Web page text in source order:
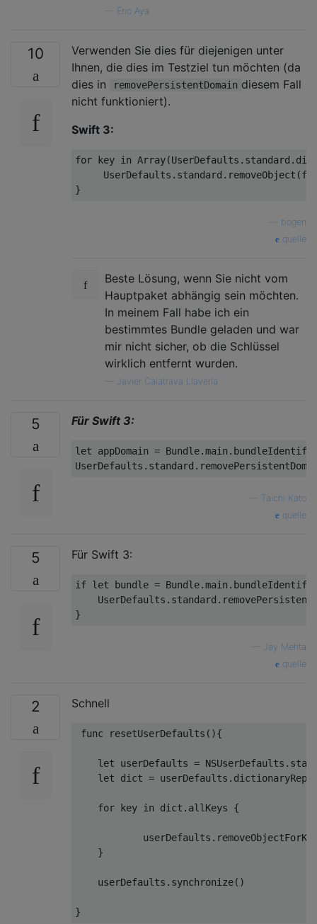
Eric Aya
10
Verwenden Sie dies für diejenigen unter
Ihnen, die dies im Testziel tun möchten (da
dies in
removePersistentDomain diesem Fall
nicht funktioniert).
Swift 3:
for key in Array(
bogen
quelle
Beste Lösung, wenn Sie nicht vom
Hauptpaket abhängig sein möchten.
In meinem Fall habe ich ein
bestimmtes Bundle geladen und war
mir nicht sicher, ob die Schlüssel
wirklich entfernt wurden.
Javier Calatrava Llavería
5 Für Swift 3:
let appDomain =
Taichi Kato
quelle
5 Für Swift 3:
if let bundle =
Jay Mehta
quelle
2 Schnell
func resetUserDefaults ( ){
let userDefaults =
let dict =
for key in dict.allKeys {
    }
    userDefaults.synchronize()